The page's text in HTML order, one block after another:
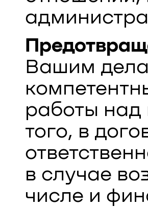
Вашим
работы
того, в
в случае
числе и